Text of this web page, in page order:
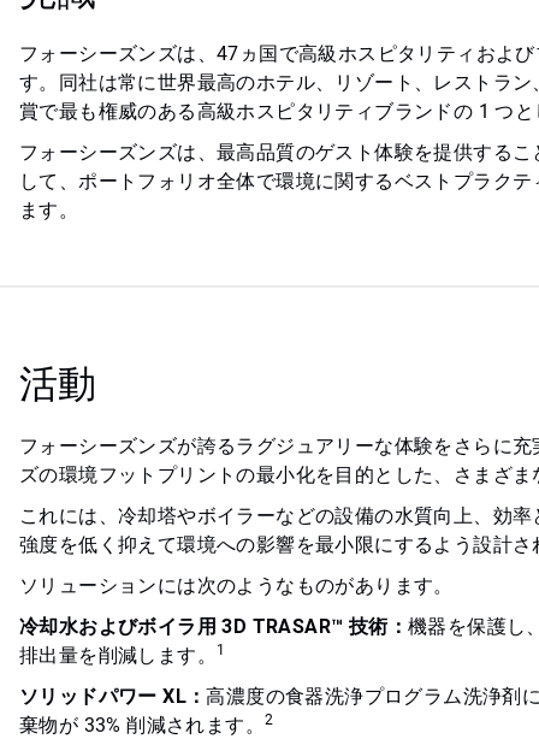
フォーシーズンズは、47ヵ国で高級ホスピタリティおよ
す。同社は常に世界最高のホテル、リゾート、レストラ
賞で最も権威のある高級ホスピタリティブランドの 1 つ
フォーシーズンズは、最高品質のゲスト体験を提供する
して、ポートフォリオ全体で環境に関するベストプラク
ます。
活動
フォーシーズンズが誇るラグジュアリーな体験をさらに
ズの環境フットプリントの最小化を目的とした、さまざ
これには、冷却塔やボイラーなどの設備の水質向上、効
強度を低く抑えて環境への影響を最小限にするよう設計
ソリューションには次のようなものがあります。
冷却水およびボイラ用 3D TRASAR™ 技術： 機器を保護し
排出量を削減します。
1
ソリッドパワー XL：高濃度の食器洗浄プログラム洗浄剤
棄物が 33% 削減されます。
2